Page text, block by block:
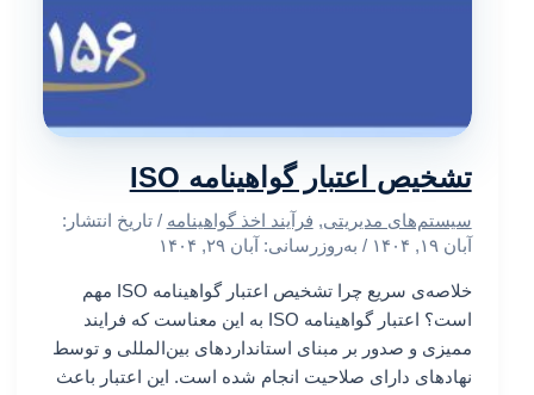
تشخیص اعتبار گواهینامه‌ ISO
سیستم‌های مدیریتی,فرآیند اخذ گواهینامه/ تاریخ انتشار:
آبان ۱۹, ۱۴۰۴
/ به‌روزرسانی: آبان ۲۹, ۱۴۰۴
خلاصه‌ی سریع چرا تشخیص اعتبار گواهینامه‌ ISO مهم
است؟ اعتبار گواهینامه‌ ISO به این معناست که فرایند
ممیزی و صدور بر مبنای استانداردهای بین‌المللی و توسط
نهادهای دارای صلاحیت انجام شده است. این اعتبار باعث